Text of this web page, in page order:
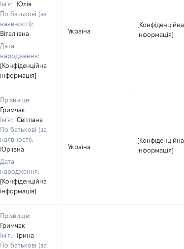
Ім'я:
Юлія
По батькові (за
наявності):
Віталіївна
Дата
народження:
[Конфіденційна
інформація]
Україна
[Конфіденційна
інформація]
Прізвище:
Гримчак
Ім'я:
Світлана
По батькові (за
наявності):
Юріївна
Дата
народження:
[Конфіденційна
інформація]
Україна
[Конфіденційна
інформація]
Прізвище:
Гримчак
Ім'я:
Ірина
По батькові (за